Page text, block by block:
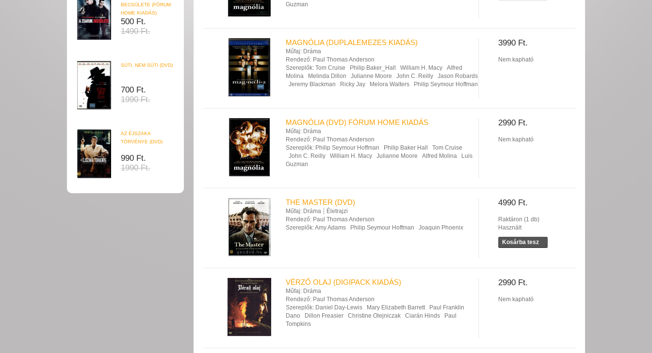
BECSÜLETE (FÓRUM
HOME KIADÁS)
500 Ft.
1490 Ft.
SÜTI, NEM SÜTI (DVD)
700 Ft.
1990 Ft.
AZ ÉJSZAKA
TÖRVÉNYE (DVD)
990 Ft.
1990 Ft.
Guzman
3990 Ft.
Nem kapható
MAGNÓLIA (DUPLALEMEZES KIADÁS)
Műfaj: Dráma
Rendező: Paul Thomas Anderson
Szereplők: Tom Cruise Philip Baker_Hall William H. Macy
Alfred
Molina
Melinda Dillon Julianne Moore John C. Reilly
Jason Robards
Jeremy Blackman
Ricky Jay Melora Walters Philip Seymour Hoffman
2990 Ft.
Nem kapható
MAGNÓLIA (DVD) FÓRUM HOME KIADÁS
Műfaj: Dráma
Rendező: Paul Thomas Anderson
Szereplők: Philip Seymour Hoffman Philip Baker Hall
Tom Cruise
John C. Reilly
William H. Macy Julianne Moore Alfred Molina
Luis
Guzman
4990 Ft.
Raktáron (1 db)
Használt
Kosárba tesz
THE MASTER (DVD)
Műfaj: Dráma
Életrajzi
Rendező: Paul Thomas Anderson
Szereplők:Amy Adams Philip Seymour Hoffman Joaquin Phoenix
2990 Ft.
Nem kapható
VÉRZŐ OLAJ (DIGIPACK KIADÁS)
Műfaj: Dráma
Rendező: Paul Thomas Anderson
Szereplők: Daniel Day-Lewis Mary Elizabeth Barrett
Paul Franklin
Dano
Dillon Freasier Christine Olejniczak Ciarán Hinds
Paul
Tompkins